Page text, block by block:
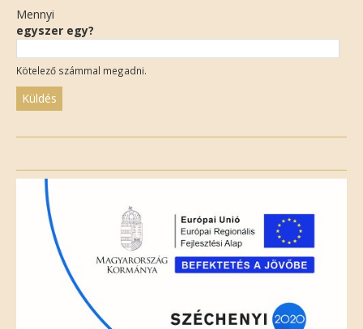
Mennyi
egyszer egy?
Kötelező számmal megadni.
field
empty.